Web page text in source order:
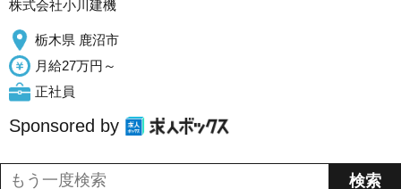
株式会社小川建機
栃木県 鹿沼市
月給27万円～
正社員
Sponsored by